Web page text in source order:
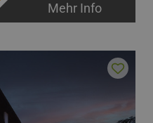
Mehr Info